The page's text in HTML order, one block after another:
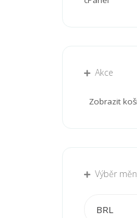
Akce
Zobrazit
Výběr